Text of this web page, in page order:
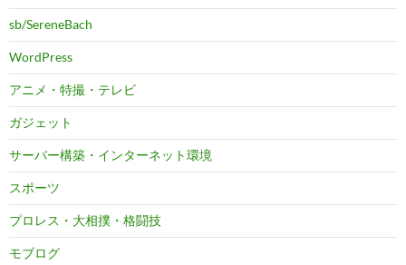
sb/SereneBach
WordPress
アニメ・特撮・テレビ
ガジェット
サーバー構築・インターネット環境
スポーツ
プロレス・大相撲・格闘技
モブログ